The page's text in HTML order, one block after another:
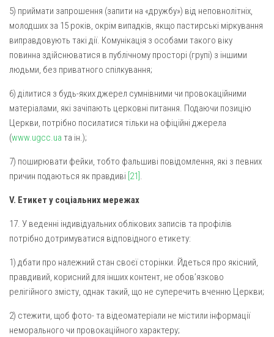
5) приймати запрошення (запити на «дружбу») від неповнолітніх,
молодших за 15 років, окрім випадків, якщо пастирські міркування
виправдовують такі дії. Комунікація з особами такого віку
повинна здійснюватися в публічному просторі (групі) з іншими
людьми, без приватного спілкування;
6) ділитися з будь-яких джерел сумнівними чи провокаційними
матеріалами, які зачіпають церковні питання. Подаючи позицію
Церкви, потрібно посилатися тільки на офіційні джерела
(www.ugcc.ua та ін.);
7) поширювати фейки, тобто фальшиві повідомлення, які з певних
причин подаються як правдиві [21] .
V. Етикет у соціальних мережах
17. У веденні індивідуальних облікових записів та профілів
потрібно дотримуватися відповідного етикету:
1) дбати про належний стан своєї сторінки. Йдеться про якісний,
правдивий, корисний для інших контент, не обов’язково
релігійного змісту, однак такий, що не суперечить вченню Церкви;
2) стежити, щоб фото- та відеоматеріали не містили інформації
неморального чи провокаційного характеру;